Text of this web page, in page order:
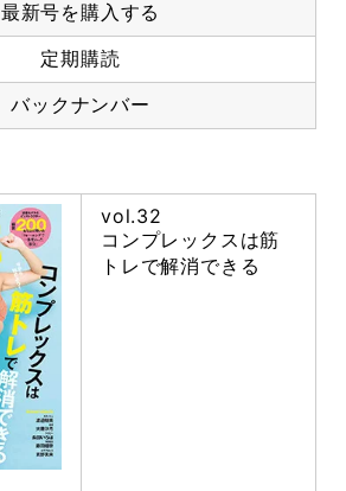
最新号を購入する
定期購読
バックナンバー
vol.32
コンプレックスは筋
トレで解消できる